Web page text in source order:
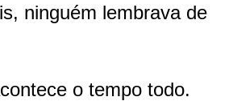
ninguém lembrava de
o tempo todo.